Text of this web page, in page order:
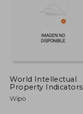
World Intellectual
Property Indicators
2023 (en Inglés)
Wipo